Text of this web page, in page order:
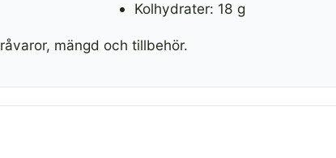
Kolhydrater: 18 g
mängd och tillbehör.